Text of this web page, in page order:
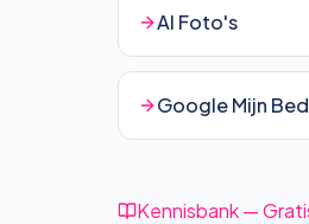
AI Foto's
Google Mijn
Kennisbank —